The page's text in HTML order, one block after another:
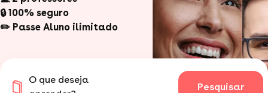
🔒 100% seguro
✏️ Passe Aluno ilimitado
O que deseja
Pesquisar